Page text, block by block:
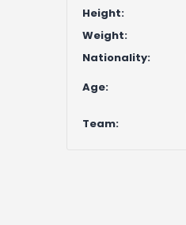
Height:
Weight:
Nationality:
Age:
Team: